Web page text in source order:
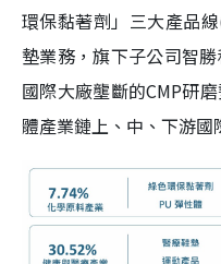
環保黏著劑」三大產品
墊業務，旗下子公司智
國際大廠壟斷的CMP研
體產業鏈上、中、下游國